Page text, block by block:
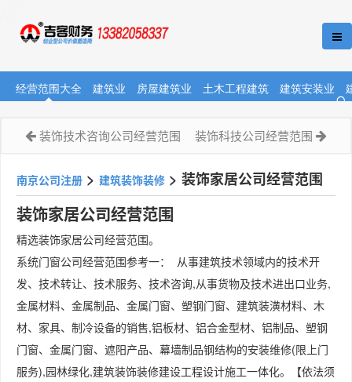
经营范围大全 建筑业 房屋建筑业 土木工程建筑 建筑安装业
装饰技术咨询公司经营范围 装饰科技公司经营范围
南京公司注册 > 建筑装饰装修 > 装饰家居公司经营范围
装饰家居公司经营范围
精选装饰家居公司经营范围。
系统门窗公司经营范围参考一： 从事建筑技术领域内的技术开
发、技术转让、技术服务、技术咨询,从事货物及技术进出口业务,
金属材料、金属制品、金属门窗、塑钢门窗、建筑装潢材料、木
材、家具、制冷设备的销售,铝板材、铝合金型材、铝制品、塑钢
门窗、金属门窗、遮阳产品、幕墙制品钢结构的安装维修(限上门
服务),园林绿化,建筑装饰装修建设工程设计施工一体化。【依法须